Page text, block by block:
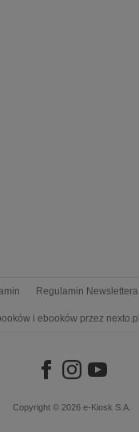
Regulamin Newslettera
i ebooków przez nexto.pl
Copyright © 2026 e-Kiosk S.A.